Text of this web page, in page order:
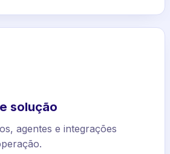
solução
agentes e integrações